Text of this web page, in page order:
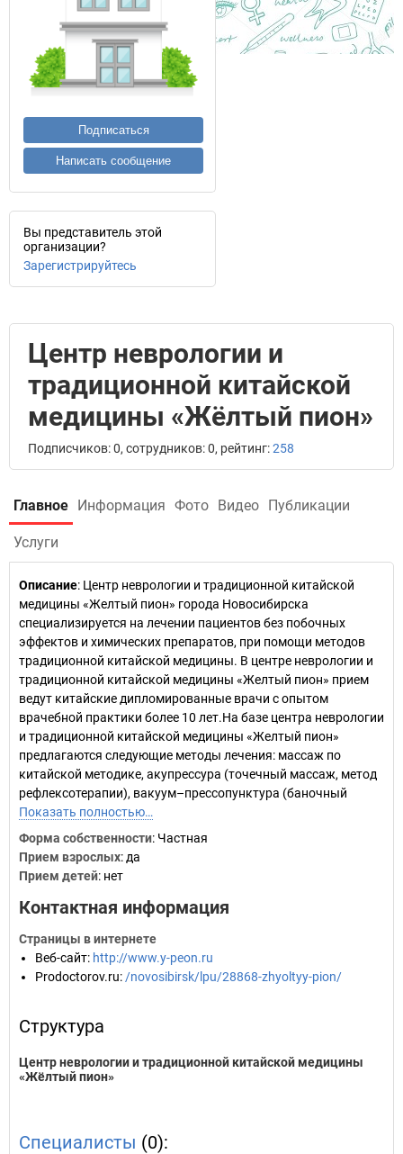
Подписаться
Написать сообщение
Вы представитель этой
организации?
Зарегистрируйтесь
Центр неврологии и
традиционной китайской
медицины «Жёлтый пион»
Подписчиков: 0, сотрудников: 0, рейтинг:258
Главное Информация Фото Видео Публикации
Услуги
Описание: Центр неврологии и традиционной китайской
медицины «Желтый пион» города Новосибирска
специализируется на лечении пациентов без побочных
эффектов и химических препаратов, при помощи методов
традиционной китайской медицины. В центре неврологии и
традиционной китайской медицины «Желтый пион» прием
ведут китайские дипломированные врачи с опытом
врачебной практики более 10 лет.На базе центра неврологии
и традиционной китайской медицины «Желтый пион»
предлагаются следующие методы лечения: массаж по
китайской методике, акупрессура (точечный массаж, метод
рефлексотерапии), вакуум–прессопунктура (баночный
Показать полностью…
Форма собственности: Частная
Прием взрослых: да
Прием детей: нет
Контактная информация
Страницы в интернете
Веб-сайт: http://www.y-peon.ru
Prodoctorov.ru: /novosibirsk/lpu/28868-zhyoltyy-pion/
Структура
Центр неврологии и традиционной китайской медицины
«Жёлтый пион»
Специалисты (0):